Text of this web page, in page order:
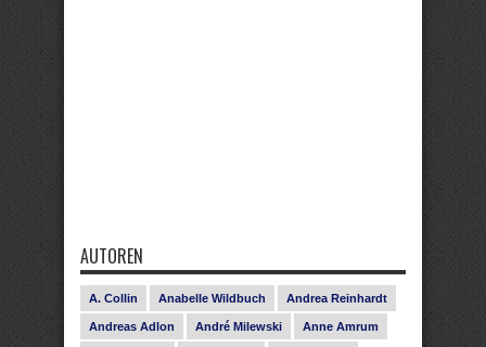
AUTOREN
A. Collin Anabelle Wildbuch Andrea Reinhardt
Andreas Adlon André Milewski Anne Amrum